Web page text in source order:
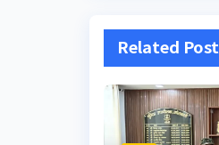
Related Post